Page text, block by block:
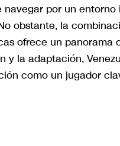
navegar por un
obstante, la
ofrece un
y la adaptación,
como un jugador